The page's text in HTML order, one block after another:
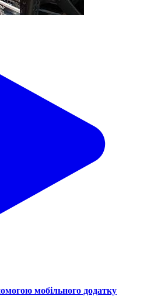
мобільного додатку